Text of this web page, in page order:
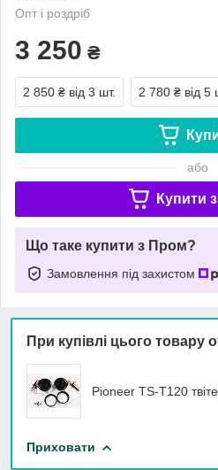
Опт і роздріб
3 250 ₴
2 850 ₴ від 3 шт. 2 780 ₴ від 5
або
Купити з
Що таке купити з Пром?
Замовлення під захистом
При купівлі цього товару
Pioneer TS-T120
Приховати